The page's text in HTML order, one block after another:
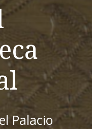
Palacio